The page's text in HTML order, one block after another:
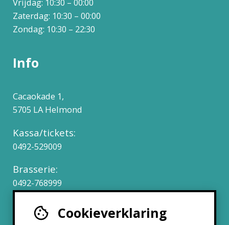
Cookieverklaring
Vrijdag: 10:30 – 00:00
Zaterdag: 10:30 – 00:00
Zondag: 10:30 – 22:30
Info
Cacaokade 1,
5705 LA Helmond
Kassa/tickets:
0492-529009
Brasserie:
0492-768999
Werken bij